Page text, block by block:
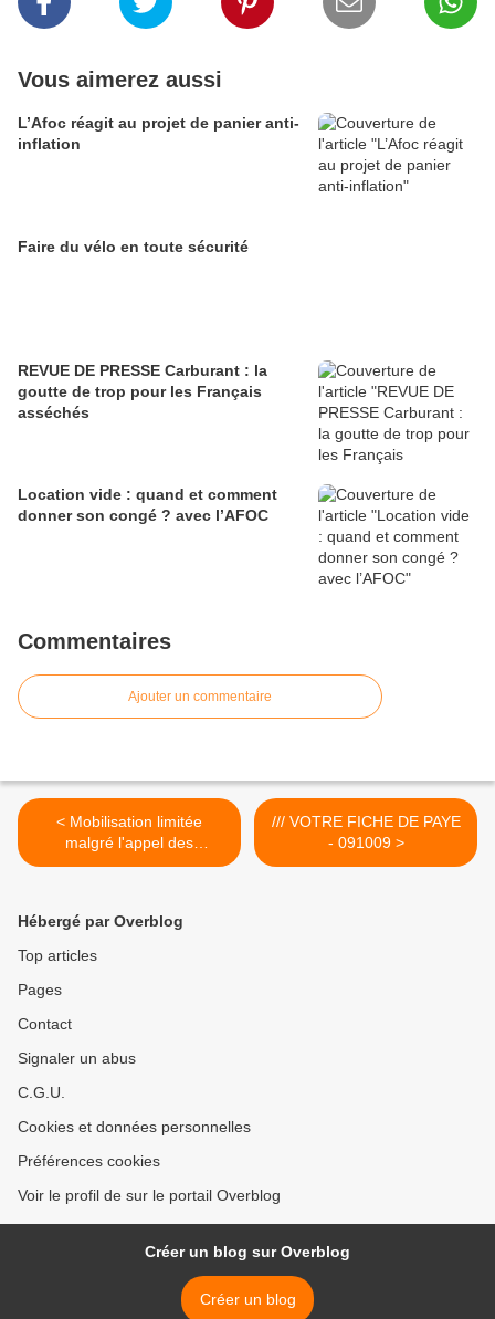
Vous aimerez aussi
L’Afoc réagit au projet de panier anti-
inflation
Faire du vélo en toute sécurité
REVUE DE PRESSE Carburant : la
goutte de trop pour les Français
asséchés
Location vide : quand et comment
donner son congé ? avec l’AFOC
Commentaires
Ajouter un commentaire
< Mobilisation limitée
malgré l'appel des
syndicats -071009
/// VOTRE FICHE DE PAYE
- 091009 >
Hébergé par Overblog
Top articles
Pages
Contact
Signaler un abus
C.G.U.
Cookies et données personnelles
Préférences cookies
Voir le profil de sur le portail Overblog
Créer un blog sur Overblog
Créer un blog